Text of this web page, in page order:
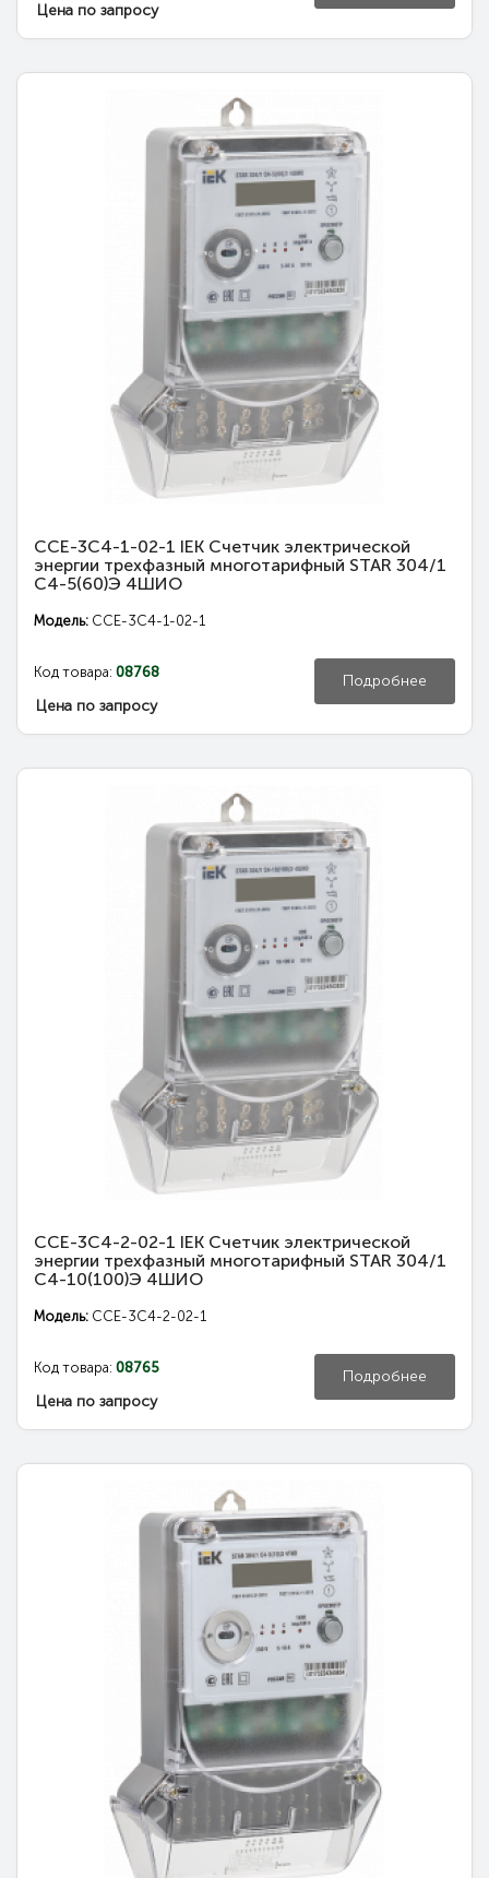
Цена по запросу
CCE-3C4-1-02-1 IEK Счетчик электрической
энергии трехфазный многотарифный STAR 304/1
С4-5(60)Э 4ШИО
Модель: CCE-3C4-1-02-1
Код товара: 08768
Цена по запросу
Подробнее
CCE-3C4-2-02-1 IEK Счетчик электрической
энергии трехфазный многотарифный STAR 304/1
С4-10(100)Э 4ШИО
Модель: CCE-3C4-2-02-1
Код товара: 08765
Цена по запросу
Подробнее